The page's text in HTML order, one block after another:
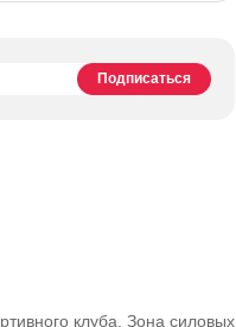
клуба. Зона силовых